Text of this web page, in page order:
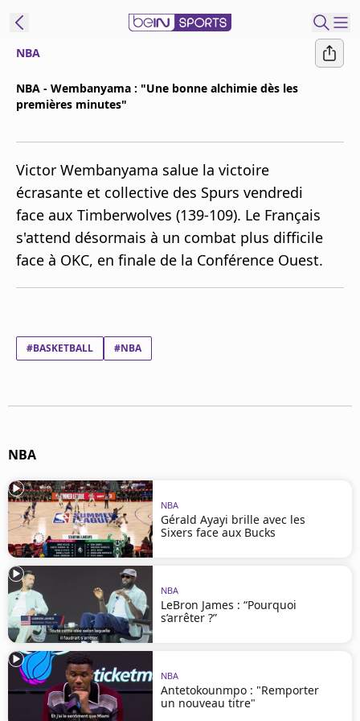
Replays
Podcasts
En Direct
Gérer les
Contactez nous
beINSPIRED
CGU
Protection des données
NBA
NBA - Wembanyama : "Une bonne alchimie dès les
premières minutes"
Victor Wembanyama salue la victoire
écrasante et collective des Spurs vendredi
face aux Timberwolves (139-109). Le Français
s'attend désormais à un combat plus difficile
face à OKC, en finale de la Conférence Ouest.
#BASKETBALL #NBA
NBA
NBA
Gérald Ayayi brille avec les
Sixers face aux Bucks
NBA
LeBron James : “Pourquoi
s’arrêter ?”
NBA
Antetokounmpo : "Remporter
un nouveau titre"